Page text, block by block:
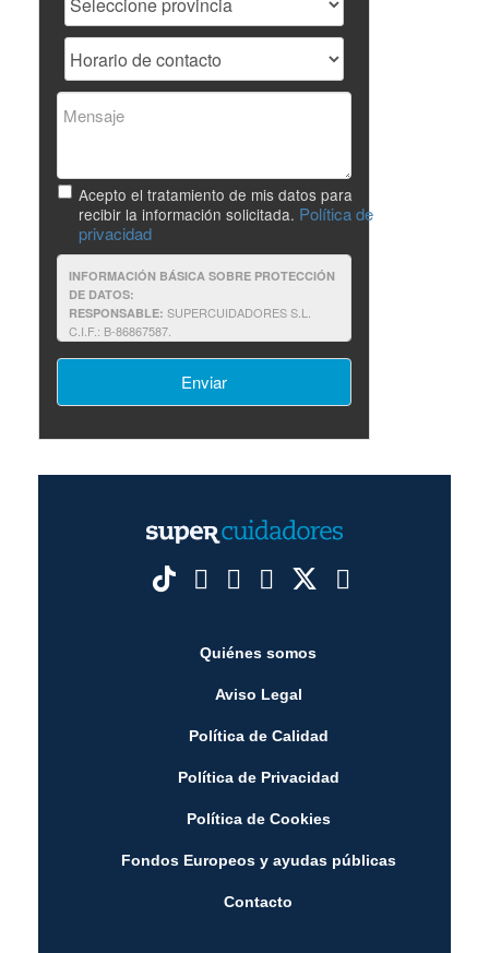
Acepto el tratamiento de mis datos para
recibir la información solicitada. Política de
privacidad
INFORMACIÓN BÁSICA SOBRE PROTECCIÓN
DE DATOS:
RESPONSABLE: SUPERCUIDADORES S.L.
C.I.F.: B-86867587.
relacionada con formación impartida por
SUPERCUIDADORES.
Quiénes somos
Aviso Legal
Política de Calidad
Política de Privacidad
Política de Cookies
Fondos Europeos y ayudas públicas
Contacto